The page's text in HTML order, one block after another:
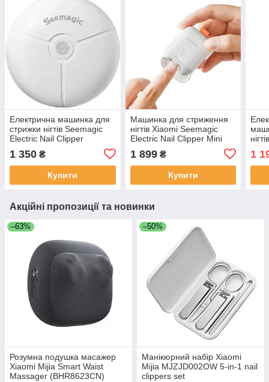
Електрична машинка для
стрижки нігтів Seemagic
Electric Nail Clipper
1 350 ₴
Купити
Машинка для стриження
нігтів Xiaomi Seemagic
Electric Nail Clipper Mini
1 899₴
Купити
1
Акційні пропозиції та новинки
–63%
Розумна подушка масажер
Xiaomi Mijia Smart Waist
Massager (BHR8623CN)
–50%
Манікюрний набір Xiaomi
Mijia MJZJD002OW 5-in-1 nail
clippers set